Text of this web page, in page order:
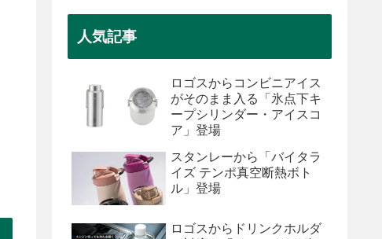
人気記事
ロゴスからコンビニアイス
がそのまま入る「氷点下キ
ープシリンダー・アイスコ
ア」登場
スタンレーから「バイタラ
イズ テンポ真空断熱ボト
ル」登場
ロゴスからドリンクホルダ